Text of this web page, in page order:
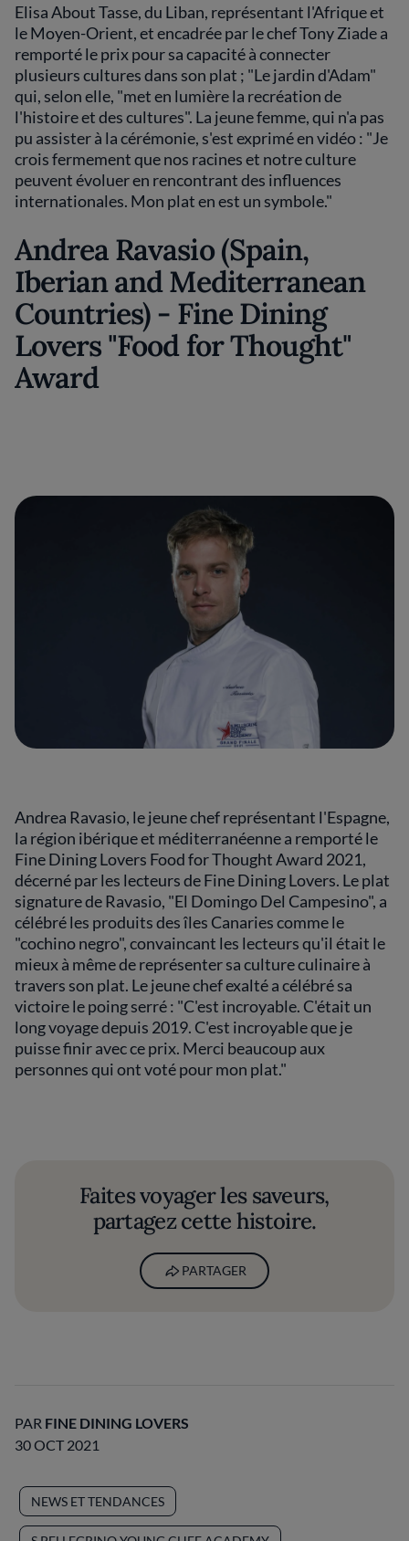
Elisa About Tasse, du Liban, représentant l'Afrique et
le Moyen-Orient, et encadrée par le chef Tony Ziade a
remporté le prix pour sa capacité à connecter
plusieurs cultures dans son plat ; "Le jardin d'Adam"
qui, selon elle, "met en lumière la recréation de
l'histoire et des cultures". La jeune femme, qui n'a pas
pu assister à la cérémonie, s'est exprimé en vidéo : "Je
crois fermement que nos racines et notre culture
peuvent évoluer en rencontrant des influences
internationales. Mon plat en est un symbole."
Andrea Ravasio (Spain,
Iberian and Mediterranean
Countries) - Fine Dining
Lovers "Food for Thought"
Award
Andrea Ravasio, le jeune chef représentant l'Espagne,
la région ibérique et méditerranéenne a remporté le
Fine Dining Lovers Food for Thought Award 2021,
décerné par les lecteurs de Fine Dining Lovers. Le plat
signature de Ravasio, "El Domingo Del Campesino", a
célébré les produits des îles Canaries comme le
"cochino negro", convaincant les lecteurs qu'il était le
mieux à même de représenter sa culture culinaire à
travers son plat. Le jeune chef exalté a célébré sa
victoire le poing serré : "C'est incroyable. C'était un
long voyage depuis 2019. C'est incroyable que je
puisse finir avec ce prix. Merci beaucoup aux
personnes qui ont voté pour mon plat."
Faites voyager les saveurs,
partagez cette histoire.
PARTAGER
PAR FINE DINING LOVERS
30 OCT 2021
NEWS ET TENDANCES